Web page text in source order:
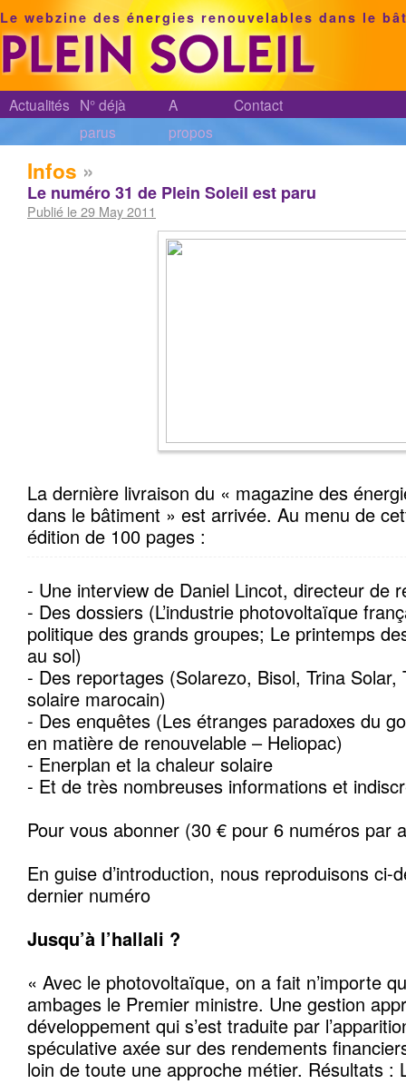
Le webzine des énergies renouvelables dans le
Actualités N° déjà
parus
A
propos
Contact
Infos »
Le numéro 31 de Plein Soleil est paru
Publié le 29 May 2011
La dernière livraison du « magazine des
dans le bâtiment » est arrivée. Au menu de
édition de 100 pages :
- Une interview de Daniel Lincot, directeur de
- Des dossiers (L’industrie photovoltaïque
politique des grands groupes; Le printemps
au sol)
- Des reportages (Solarezo, Bisol, Trina Solar,
solaire marocain)
- Des enquêtes (Les étranges paradoxes du
en matière de renouvelable – Heliopac)
- Enerplan et la chaleur solaire
- Et de très nombreuses informations et
Pour vous abonner (30 € pour 6 numéros par
En guise d’introduction, nous reproduisons ci-
dernier numéro
Jusqu’à l’hallali ?
« Avec le photovoltaïque, on a fait n’importe
ambages le Premier ministre. Une gestion
développement qui s’est traduite par
spéculative axée sur des rendements
loin de toute une approche métier. Résultats :